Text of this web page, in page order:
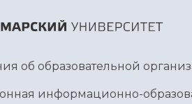
об образовательной
информационно-